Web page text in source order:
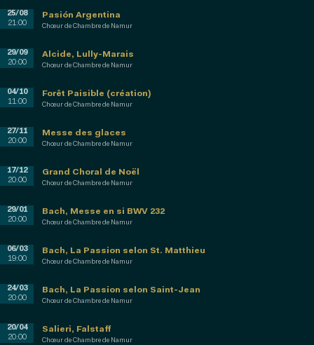
Pasión Argentina
Chœur de Chambre de Namur
25/08
21:00
Alcide, Lully-Marais
Chœur de Chambre de Namur
29/09
20:00
Forêt Paisible (création)
Chœur de Chambre de Namur
04/10
11:00
Messe des glaces
Chœur de Chambre de Namur
27/11
20:00
Grand Choral de Noël
Chœur de Chambre de Namur
17/12
20:00
Bach, Messe en si BWV 232
Chœur de Chambre de Namur
29/01
20:00
Bach, La Passion selon St. Matthieu
Chœur de Chambre de Namur
06/03
19:00
Bach, La Passion selon Saint-Jean
Chœur de Chambre de Namur
24/03
20:00
Salieri, Falstaff
Chœur de Chambre de Namur
20/04
20:00